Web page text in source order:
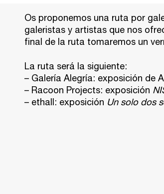
Os proponemos una ruta por
galeristas y artistas que nos
final de la ruta tomaremos un
La ruta será la siguiente:
– Galería Alegría: exposición de
– Racoon Projects: exposición
– ethall: exposición Un solo dos